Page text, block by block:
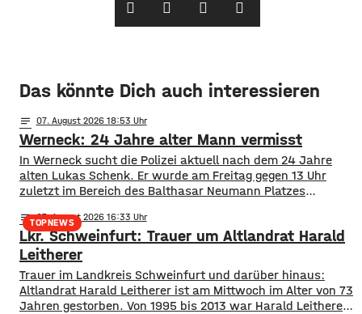
Das könnte Dich auch interessieren
notes 07. August 2026 18:53
Werneck: 24 Jahre alter Mann vermisst
In Werneck sucht die Polizei aktuell nach dem 24 Jahre
alten Lukas Schenk. Er wurde am Freitag gegen 13 Uhr
zuletzt im Bereich des Balthasar Neumann Platzes
Suchmaßnahmen der Polizei sind bislang ohne Erfolg
geblieben. Deswegen bitten die Ermittler jetzt um Hinweise
aus der Bevölkerung. Lukas Schenk könnte
TOPNEWS
notes 07. August 2026 16:33
Lkr. Schweinfurt: Trauer um Altlandrat Harald
Leitherer
Trauer im Landkreis Schweinfurt und darüber hinaus:
Altlandrat Harald Leitherer ist am Mittwoch im Alter von 73
Jahren gestorben. Von 1995 bis 2013 war Harald Leitherer